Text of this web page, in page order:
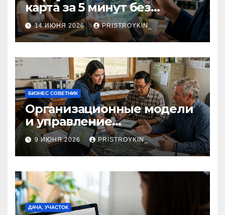
карта за 5 минут без
верификации и участия
банков с пополнением в
долларовом стейблкоине
14 ИЮНЯ 2026 PRISTROYKIN_
БИЗНЕС СОВЕТНИК
Организационные модели
и управление
сельскохозяйственными
компаниями и
предприятиями
9 ИЮНЯ 2026 PRISTROYKIN_
ДАЧА, УЧАСТОК